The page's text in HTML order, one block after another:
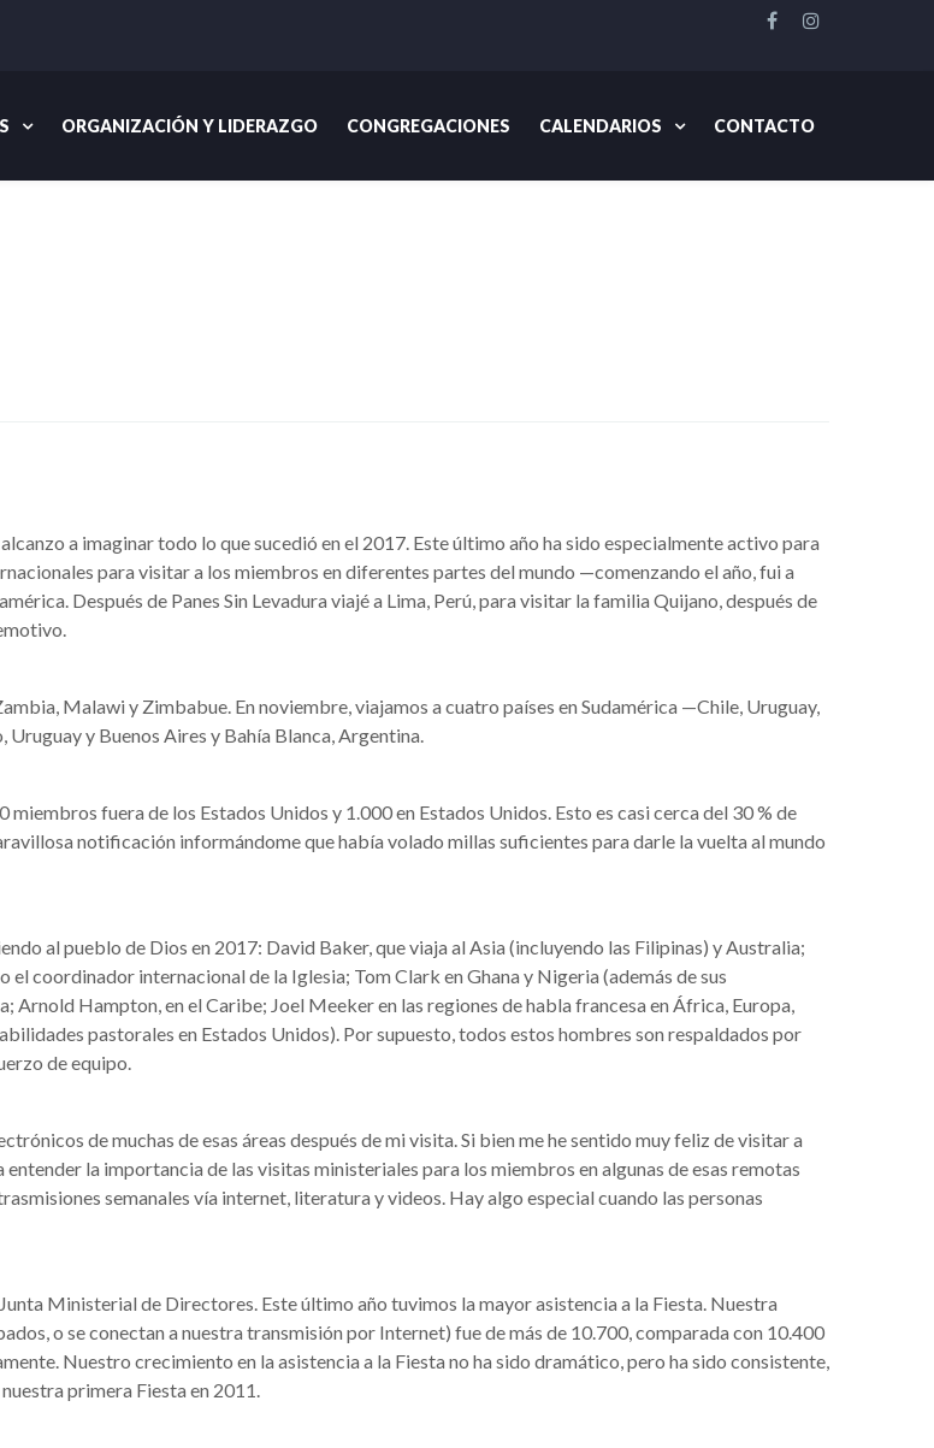
ORGANIZACIÓN Y LIDERAZGO CONGREGACIONES CALENDARIOS CONTACTO
Inicio Noticias Cartas del Presidente Miembros 04 de enero, 2018
a imaginar todo lo que sucedió en el 2017. Este último año ha sido especialmente activo para
para visitar a los miembros en diferentes partes del mundo —comenzando el año, fui a
Después de Panes Sin Levadura viajé a Lima, Perú, para visitar la familia Quijano, después de
Malawi y Zimbabue. En noviembre, viajamos a cuatro países en Sudamérica —Chile, Uruguay,
y Buenos Aires y Bahía Blanca, Argentina.
fuera de los Estados Unidos y 1.000 en Estados Unidos. Esto es casi cerca del 30 % de
notificación informándome que había volado millas suficientes para darle la vuelta al mundo
al pueblo de Dios en 2017: David Baker, que viaja al Asia (incluyendo las Filipinas) y Australia;
coordinador internacional de la Iglesia; Tom Clark en Ghana y Nigeria (además de sus
Arnold Hampton, en el Caribe; Joel Meeker en las regiones de habla francesa en África, Europa,
pastorales en Estados Unidos). Por supuesto, todos estos hombres son respaldados por
de equipo.
de muchas de esas áreas después de mi visita. Si bien me he sentido muy feliz de visitar a
la importancia de las visitas ministeriales para los miembros en algunas de esas remotas
semanales vía internet, literatura y videos. Hay algo especial cuando las personas
Ministerial de Directores. Este último año tuvimos la mayor asistencia a la Fiesta. Nuestra
o se conectan a nuestra transmisión por Internet) fue de más de 10.700, comparada con 10.400
Nuestro crecimiento en la asistencia a la Fiesta no ha sido dramático, pero ha sido consistente,
primera Fiesta en 2011.